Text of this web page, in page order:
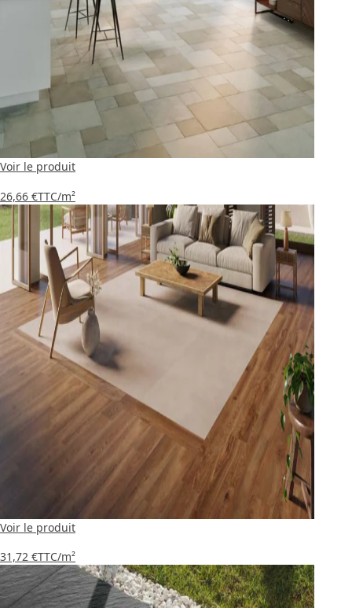
Voir le produit
26,66 €TTC/m²
Voir le produit
31,72 €TTC/m²